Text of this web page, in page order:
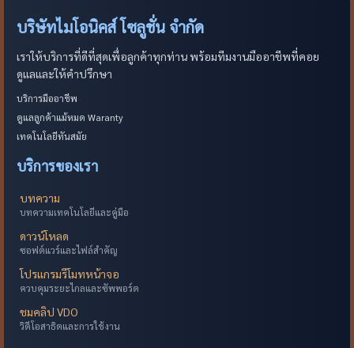
บริษัทไมโอนิคส์ โซลูชั่น จำกัด
เราให้บริการที่ดีที่สุดเพื่อลูกค้าทุกท่าน พร้อมทีมงานมืออาชีพที่คอย
ดูแลและให้คำปรึกษา
บริการมืออาชีพ
ดูแลลูกค้าแม้หมด Waranty
เทคโนโลยีทันสมัย
บริการของเรา
บทความ
บทความเทคโนโลยีและคู่มือ
ดาวน์โหลด
ซอฟต์แวร์และไฟล์สำคัญ
โปรแกรมรีโมทหน้าจอ
ควบคุมระยะไกลและซัพพอร์ต
ชมคลิป VDO
วิดีโอสาธิตและการใช้งาน